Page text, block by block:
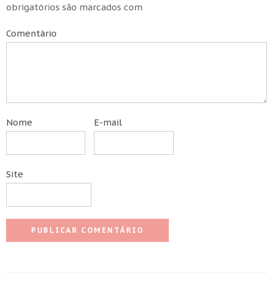
obrigatórios são marcados com
Comentário
Nome E-mail
Site